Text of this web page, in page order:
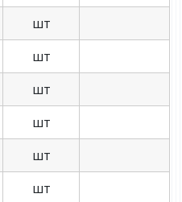
шт
шт
шт
шт
шт
шт